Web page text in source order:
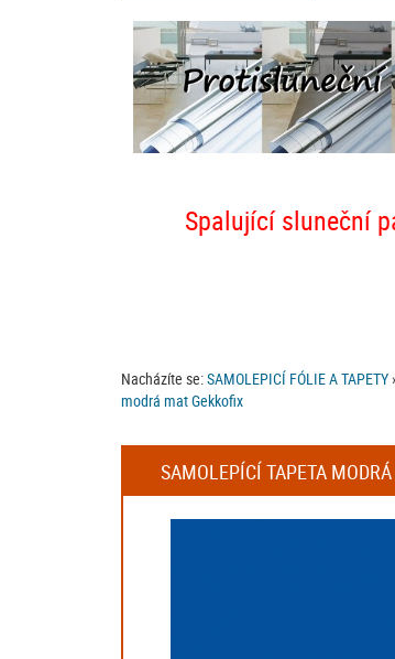
Spalující sluneční
Nacházíte se:SAMOLEPICÍ FÓLIE A TAPETY
modrá mat Gekkofix
SAMOLEPÍCÍ TAPETA